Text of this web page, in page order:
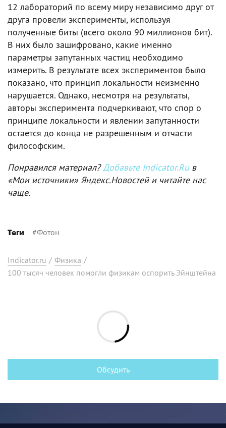
12 лабораторий по всему миру независимо друг от
друга провели эксперименты, используя
полученные биты (всего около 90 миллионов бит).
В них было зашифровано, какие именно
параметры запутанных частиц необходимо
измерить. В результате всех экспериментов было
показано, что принцип локальности неизменно
нарушается. Однако, несмотря на результаты,
авторы эксперимента подчеркивают, что спор о
принципе локальности и явлении запутанности
остается до конца не разрешенным и отчасти
философским.
Понравился материал?Добавьте Indicator.Ruв
«Мои источники» Яндекс.Новостей и читайте нас
чаще.
Теги #Фотон
Indicator.ru / Физика /
100 тысяч человек помогли физикам оспорить Эйнштейна
Обсудить